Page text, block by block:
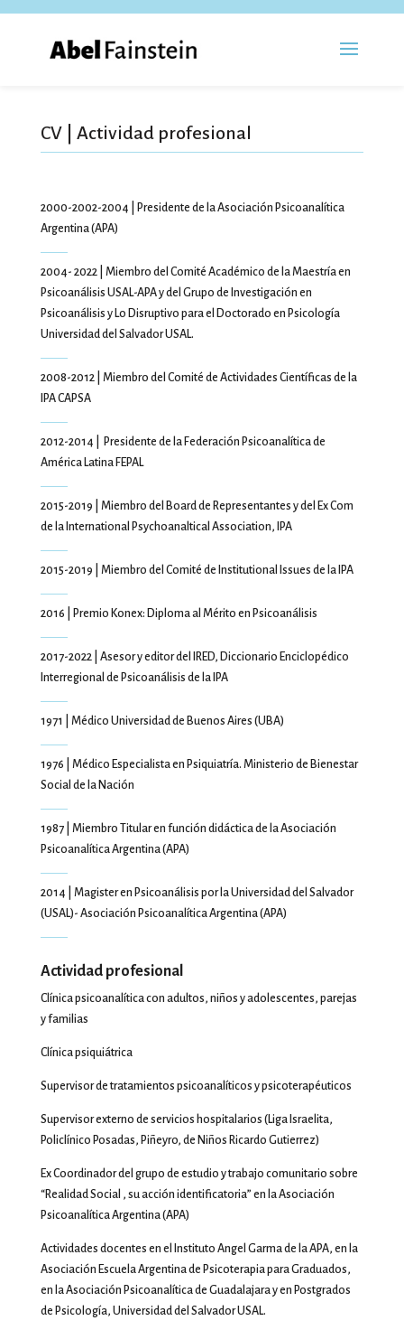
CV | Actividad profesional
2000-2002-2004 | Presidente de la Asociación Psicoanalítica
Argentina (APA)
2004- 2022 | Miembro del Comité Académico de la Maestría en
Psicoanálisis USAL-APA y del Grupo de Investigación en
Psicoanálisis y Lo Disruptivo para el Doctorado en Psicología
Universidad del Salvador USAL.
2008-2012 | Miembro del Comité de Actividades Científicas de la
IPA CAPSA
2012-2014 | Presidente de la Federación Psicoanalítica de
América Latina FEPAL
2015-2019 | Miembro del Board de Representantes y del Ex Com
de la International Psychoanaltical Association, IPA
2015-2019 | Miembro del Comité de Institutional Issues de la IPA
2016 | Premio Konex: Diploma al Mérito en Psicoanálisis
2017-2022 | Asesor y editor del IRED, Diccionario Enciclopédico
Interregional de Psicoanálisis de la IPA
1971 | Médico Universidad de Buenos Aires (UBA)
1976 | Médico Especialista en Psiquiatría. Ministerio de Bienestar
Social de la Nación
1987 | Miembro Titular en función didáctica de la Asociación
Psicoanalítica Argentina (APA)
2014 | Magister en Psicoanálisis por la Universidad del Salvador
(USAL)- Asociación Psicoanalítica Argentina (APA)
Actividad profesional
Clínica psicoanalítica con adultos, niños y adolescentes, parejas
y familias
Clínica psiquiátrica
Supervisor de tratamientos psicoanalíticos y psicoterapéuticos
Supervisor externo de servicios hospitalarios (Liga Israelita,
Policlínico Posadas, Piñeyro, de Niños Ricardo Gutierrez)
Ex Coordinador del grupo de estudio y trabajo comunitario sobre
“Realidad Social , su acción identificatoria” en la Asociación
Psicoanalítica Argentina (APA)
Actividades docentes en el Instituto Angel Garma de la APA, en la
Asociación Escuela Argentina de Psicoterapia para Graduados,
en la Asociación Psicoanalítica de Guadalajara y en Postgrados
de Psicología, Universidad del Salvador USAL.